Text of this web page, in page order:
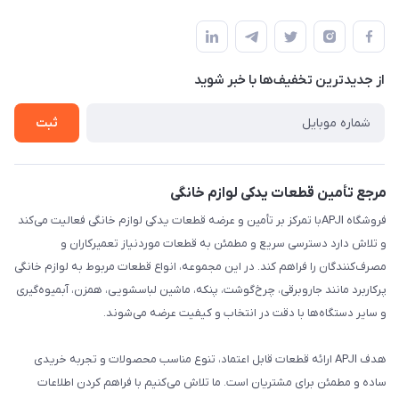
لیست محصولات
درباره ما
قوانین و مقررات
حریم خصوصی
راهنما
از جدید‌ترین تخفیف‌ها با‌ خبر شوید
ثبت
مرجع تأمین قطعات یدکی لوازم خانگی
فروشگاه APJIبا تمرکز بر تأمین و عرضه قطعات یدکی لوازم خانگی فعالیت می‌کند
و تلاش دارد دسترسی سریع و مطمئن به قطعات موردنیاز تعمیرکاران و
مصرف‌کنندگان را فراهم کند. در این مجموعه، انواع قطعات مربوط به لوازم خانگی
پرکاربرد مانند جاروبرقی، چرخ‌گوشت، پنکه، ماشین لباسشویی، همزن، آبمیوه‌گیری
و سایر دستگاه‌ها با دقت در انتخاب و کیفیت عرضه می‌شوند.
هدف APJI ارائه قطعات قابل اعتماد، تنوع مناسب محصولات و تجربه خریدی
ساده و مطمئن برای مشتریان است. ما تلاش می‌کنیم با فراهم کردن اطلاعات